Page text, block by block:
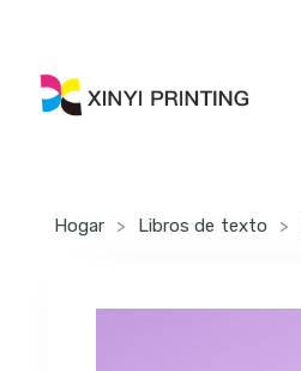
Hogar > Libros de texto >